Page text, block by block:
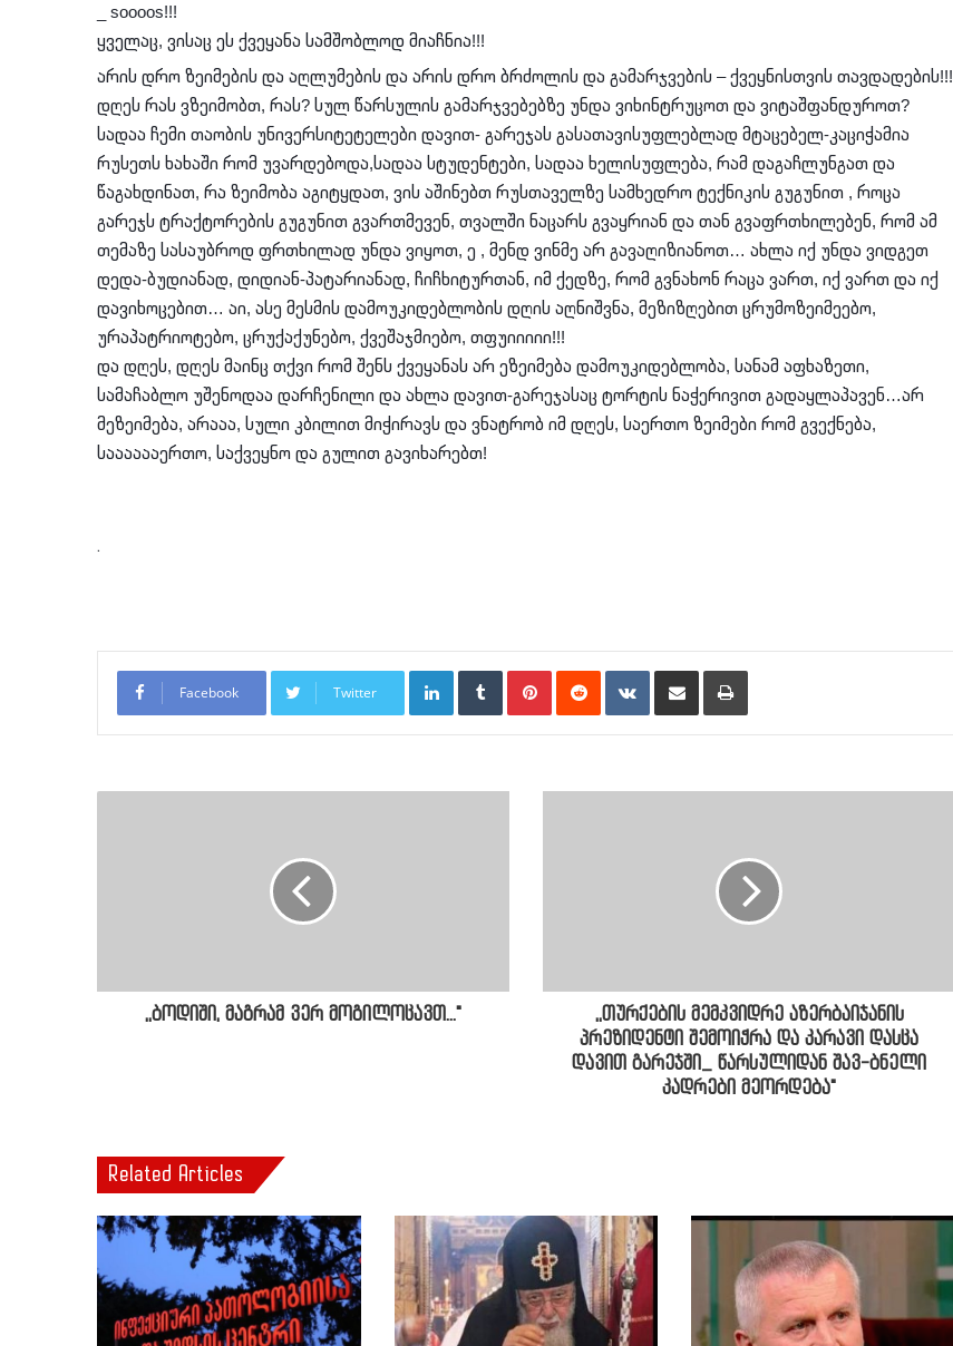
_ soooos!!!
ყველაც, ვისაც ეს ქვეყანა სამშობლოდ მიაჩნია!!!
არის დრო ზეიმების და აღლუმების და არის დრო ბრძოლის და გამარჯვების – ქვეყნისთვის თავდადების!!!
დღეს რას ვზეიმობთ, რას? სულ წარსულის გამარჯვებებზე უნდა ვიხინტრუცოთ და ვიტაშფანდუროთ?
სადაა ჩემი თაობის უნივერსიტეტელები დავით- გარეჯას გასათავისუფლებლად მტაცებელ-კაციჭამია
რუსეთს ხახაში რომ უვარდებოდა,სადაა სტუდენტები, სადაა ხელისუფლება, რამ დაგაჩლუნგათ და
წაგახდინათ, რა ზეიმობა აგიტყდათ, ვის აშინებთ რუსთაველზე სამხედრო ტექნიკის გუგუნით , როცა
გარეჯს ტრაქტორების გუგუნით გვართმევენ, თვალში ნაცარს გვაყრიან და თან გვაფრთხილებენ, რომ ამ
თემაზე სასაუბროდ ფრთხილად უნდა ვიყოთ, ე , მენდ ვინმე არ გავაღიზიანოთ… ახლა იქ უნდა ვიდგეთ
დედა-ბუდიანად, დიდიან-პატარიანად, ჩიჩხიტურთან, იმ ქედზე, რომ გვნახონ რაცა ვართ, იქ ვართ და იქ
დავიხოცებით… აი, ასე მესმის დამოუკიდებლობის დღის აღნიშვნა, მეზიზღებით ცრუმოზეიმეებო,
ურაპატრიოტებო, ცრუქაქუნებო, ქვეშაჯმიებო, თფუიიიიი!!!
და დღეს, დღეს მაინც თქვი რომ შენს ქვეყანას არ ეზეიმება დამოუკიდებლობა, სანამ აფხაზეთი,
სამაჩაბლო უშენოდაა დარჩენილი და ახლა დავით-გარეჯასაც ტორტის ნაჭერივით გადაყლაპავენ…არ
მეზეიმება, არააა, სული კბილით მიჭირავს და ვნატრობ იმ დღეს, საერთო ზეიმები რომ გვექნება,
სააააააერთო, საქვეყნო და გულით გავიხარებთ!
.
Facebook Twitter
LinkedInTumblr PinterestReddit VKontakteShare via Email Print
,,ბოდიში, მაგრამ ვერ მოგილოცავთ..."
,,თურქების მემკვიდრე აზერბაიჯანის
პრეზიდენტი შემოიჭრა და კარავი დასცა
დავით გარეჯში_ წარსულიდან შავ-ბნელი
კადრები მეორდება"
Related Articles